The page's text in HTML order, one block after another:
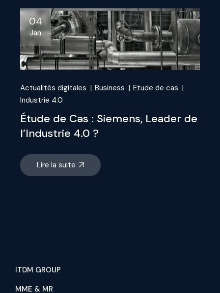
04
Jan
Actualités digitales Business
Etude de cas
Industrie 4.0
Étude de Cas : Siemens, Leader de
l’Industrie 4.0 ?
Lire la suite
ITDM GROUP
MME & MR